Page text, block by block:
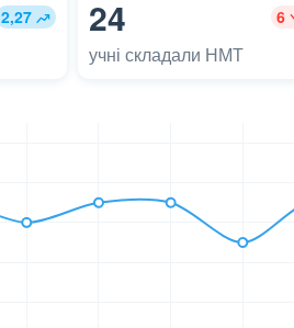
2,27 24 6
учні складали НМТ